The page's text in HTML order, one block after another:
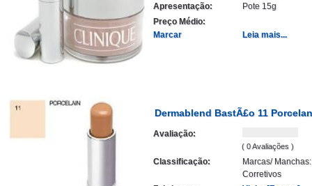
Apresentação:
Pote 15g
Preço Médio:
Marcar
Leia mais...
Dermablend BastÃ£o 11
Avaliação:
( 0 Avaliações )
Classificação:
Marcas/ Manchas:
Corretivos